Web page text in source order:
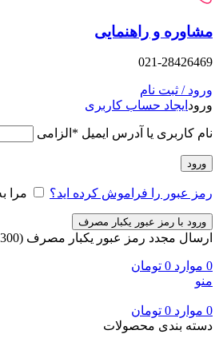
و راهنمایی
021-
/ ثبت نام
ایجاد حساب کاربری
کاربری یا آدرس ایمیل*الزامی
عبور را فراموش کرده اید؟ مرا به
با رمز عبور یکبار مصرف
مجدد رمز عبور یکبار مصرف 300
)
0
تومان
0
تومان
بندی محصولات